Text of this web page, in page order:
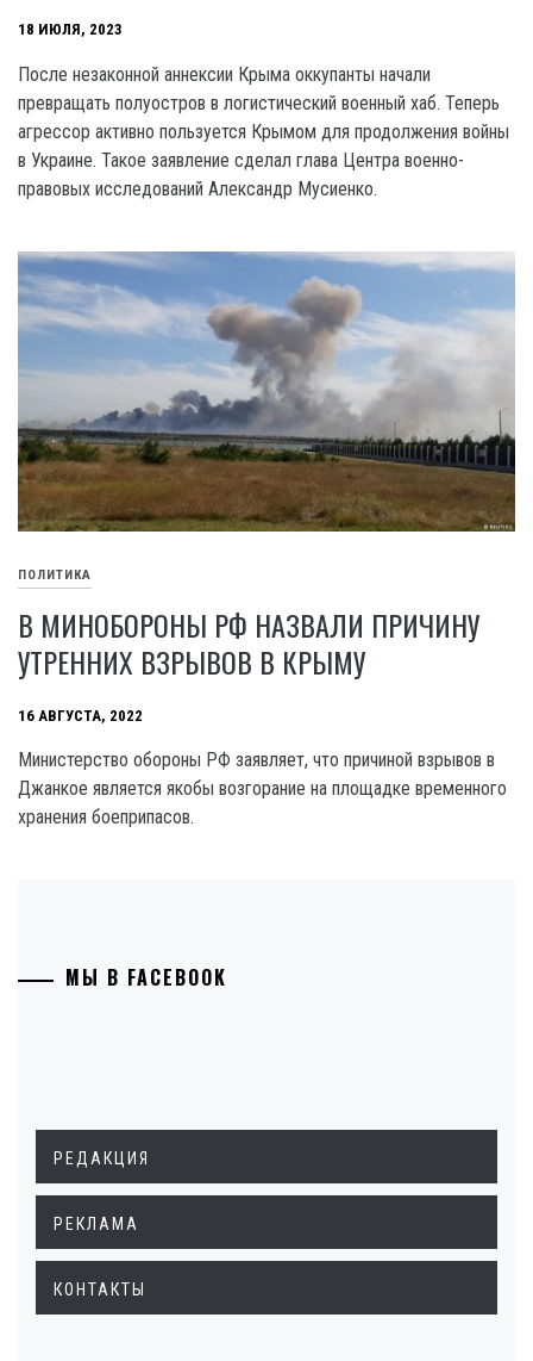
18 ИЮЛЯ, 2023
После незаконной аннексии Крыма оккупанты начали
превращать полуостров в логистический военный хаб. Теперь
агрессор активно пользуется Крымом для продолжения войны
в Украине. Такое заявление сделал глава Центра военно-
правовых исследований Александр Мусиенко.
ПОЛИТИКА
В МИНОБОРОНЫ РФ НАЗВАЛИ ПРИЧИНУ
УТРЕННИХ ВЗРЫВОВ В КРЫМУ
16 АВГУСТА, 2022
Министерство обороны РФ заявляет, что причиной взрывов в
Джанкое является якобы возгорание на площадке временного
хранения боеприпасов.
МЫ В FACEBOOK
РЕДАКЦИЯ
РЕКЛАМА
КОНТАКТЫ